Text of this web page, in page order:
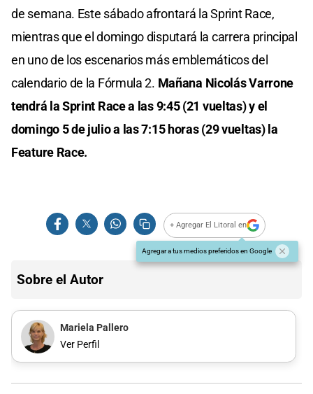
de semana. Este sábado afrontará la Sprint Race,
mientras que el domingo disputará la carrera principal
en uno de los escenarios más emblemáticos del
calendario de la Fórmula 2. Mañana Nicolás Varrone
tendrá la Sprint Race a las 9:45 (21 vueltas) y el
domingo 5 de julio a las 7:15 horas (29 vueltas) la
Feature Race.
+ Agregar El Litoral en
Agregar a tus medios preferidos en Google
Sobre el Autor
Mariela Pallero
Ver Perfil